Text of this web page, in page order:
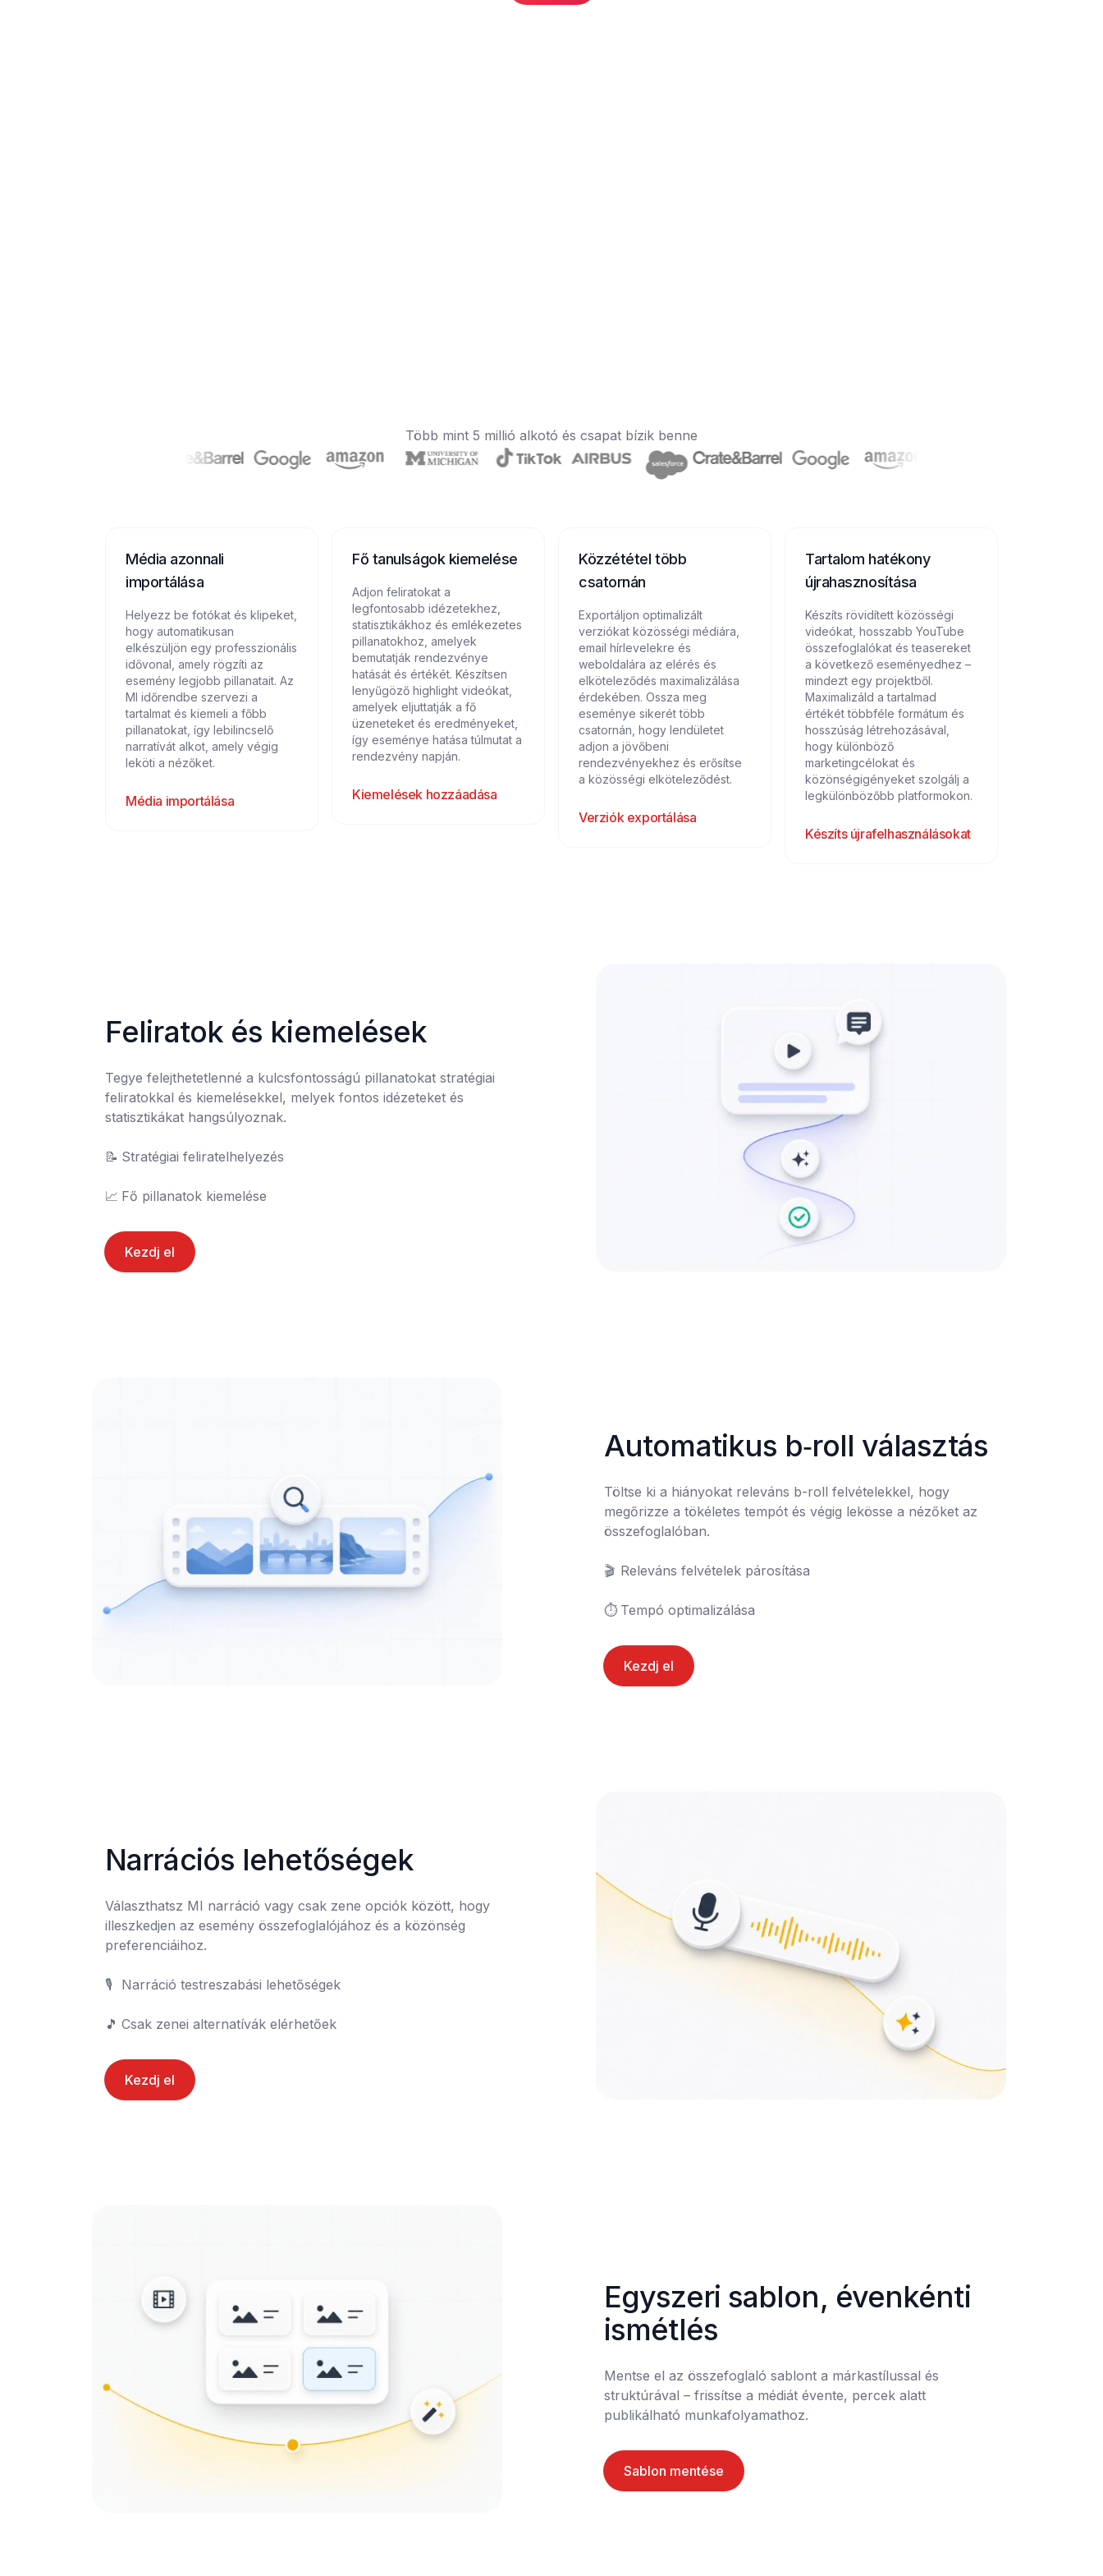
Több mint 5 millió alkotó és csapat bízik benne
Média azonnali
importálása
Helyezz be fotókat és klipeket,
hogy automatikusan
elkészüljön egy professzionális
idővonal, amely rögzíti az
esemény legjobb pillanatait. Az
MI időrendbe szervezi a
tartalmat és kiemeli a főbb
pillanatokat, így lebilincselő
narratívát alkot, amely végig
leköti a nézőket.
Média importálása
Fő tanulságok kiemelése
Adjon feliratokat a
legfontosabb idézetekhez,
statisztikákhoz és emlékezetes
pillanatokhoz, amelyek
bemutatják rendezvénye
hatását és értékét. Készítsen
lenyűgöző highlight videókat,
amelyek eljuttatják a fő
üzeneteket és eredményeket,
így eseménye hatása túlmutat a
rendezvény napján.
Kiemelések hozzáadása
Közzététel több
csatornán
Exportáljon optimalizált
verziókat közösségi médiára,
email hírlevelekre és
weboldalára az elérés és
elköteleződés maximalizálása
érdekében. Ossza meg
eseménye sikerét több
csatornán, hogy lendületet
adjon a jövőbeni
rendezvényekhez és erősítse
a közösségi elköteleződést.
Verziók exportálása
Tartalom hatékony
újrahasznosítása
Készíts rövidített közösségi
videókat, hosszabb YouTube
összefoglalókat és teasereket
a következő eseményedhez –
mindezt egy projektből.
Maximalizáld a tartalmad
értékét többféle formátum és
hosszúság létrehozásával,
hogy különböző
marketingcélokat és
közönségigényeket szolgálj a
legkülönbözőbb platformokon.
Készíts újrafelhasználásokat
Feliratok és kiemelések
Tegye felejthetetlenné a kulcsfontosságú pillanatokat stratégiai
feliratokkal és kiemelésekkel, melyek fontos idézeteket és
statisztikákat hangsúlyoznak.
📝	Stratégiai feliratelhelyezés
📈	Fő pillanatok kiemelése
Kezdj el
Automatikus b‑roll választás
Töltse ki a hiányokat releváns b-roll felvételekkel, hogy
megőrizze a tökéletes tempót és végig lekösse a nézőket az
összefoglalóban.
🎬	Releváns felvételek párosítása
⏱️	Tempó optimalizálása
Kezdj el
Narrációs lehetőségek
Választhatsz MI narráció vagy csak zene opciók között, hogy
illeszkedjen az esemény összefoglalójához és a közönség
preferenciáihoz.
🎙️	Narráció testreszabási lehetőségek
🎵	Csak zenei alternatívák elérhetőek
Kezdj el
Egyszeri sablon, évenkénti
ismétlés
Mentse el az összefoglaló sablont a márkastílussal és
struktúrával – frissítse a médiát évente, percek alatt
publikálható munkafolyamathoz.
Sablon mentése